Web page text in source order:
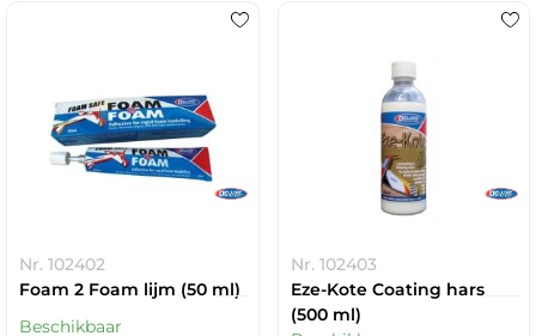
Nr. 102402
Foam 2 Foam lijm (50 ml)
Beschikbaar
Nr. 102403
Eze-Kote Coating hars
(500 ml)